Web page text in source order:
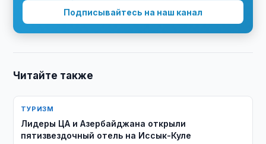
Подписывайтесь на наш канал
Читайте также
ТУРИЗМ
Лидеры ЦА и Азербайджана открыли
пятизвездочный отель на Иссык-Куле